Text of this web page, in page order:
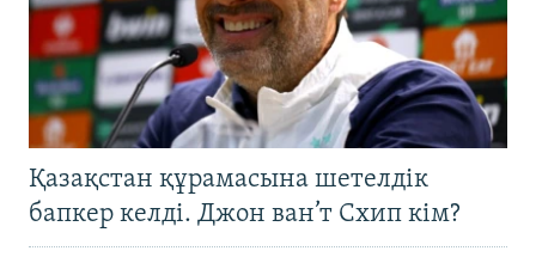
Қазақстан құрамасына шетелдік
бапкер келді. Джон ван’т Схип кім?